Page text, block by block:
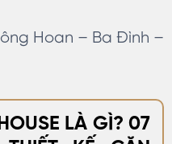
Hoan – Ba Đình –
LÀ GÌ? 07